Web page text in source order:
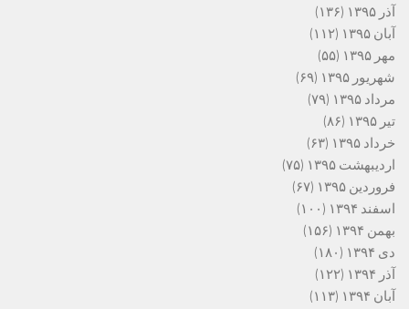
آذر ۱۳۹۵
(۱۳۶)
آبان ۱۳۹۵
(۱۱۲)
مهر ۱۳۹۵
(۵۵)
شهریور ۱۳۹۵
(۶۹)
مرداد ۱۳۹۵
(۷۹)
تیر ۱۳۹۵
(۸۶)
خرداد ۱۳۹۵
(۶۳)
اردیبهشت ۱۳۹۵
(۷۵)
فروردین ۱۳۹۵
(۶۷)
اسفند ۱۳۹۴
(۱۰۰)
بهمن ۱۳۹۴
(۱۵۶)
دی ۱۳۹۴
(۱۸۰)
آذر ۱۳۹۴
(۱۲۲)
آبان ۱۳۹۴
(۱۱۳)